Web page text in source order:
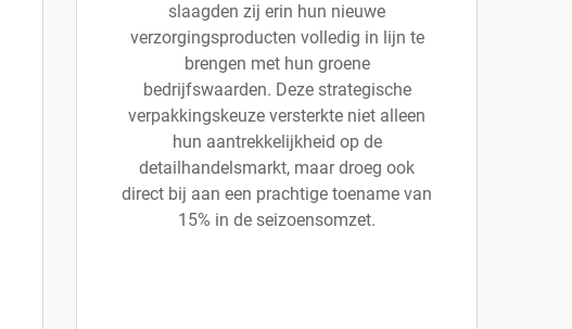
slaagden zij erin hun nieuwe
verzorgingsproducten volledig in lijn te
brengen met hun groene
bedrijfswaarden. Deze strategische
verpakkingskeuze versterkte niet alleen
hun aantrekkelijkheid op de
detailhandelsmarkt, maar droeg ook
direct bij aan een prachtige toename van
15% in de seizoensomzet.